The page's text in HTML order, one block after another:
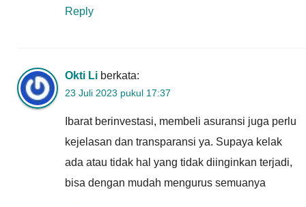
Reply
Okti Li berkata:
23 Juli 2023 pukul 17:37
Ibarat berinvestasi, membeli asuransi juga perlu
kejelasan dan transparansi ya. Supaya kelak
ada atau tidak hal yang tidak diinginkan terjadi,
bisa dengan mudah mengurus semuanya